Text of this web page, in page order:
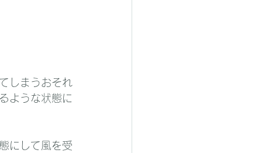
しまうおそれ
ような状態に
にして風を受